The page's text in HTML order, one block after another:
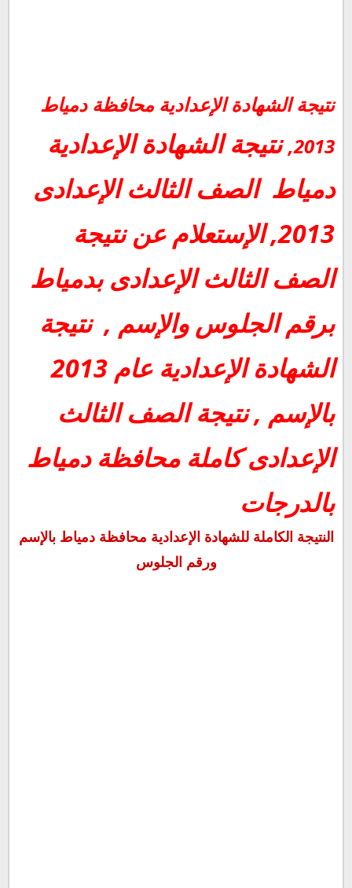
نتيجة الشهادة الإعدادية محافظة دمياط
2013
,نتيجة الشهادة الإعدادية
دمياط الصف الثالث الإعدادى
2013, الإستعلام عن نتيجة
الصف الثالث الإعدادى بدمياط
برقم الجلوس والإسم , نتيجة
الشهادة الإعدادية عام 2013
بالإسم , نتيجة الصف الثالث
الإعدادى كاملة محافظة دمياط
بالدرجات
النتيجة الكاملة للشهادة الإعدادية محافظة دمياط بالإسم
ورقم الجلوس